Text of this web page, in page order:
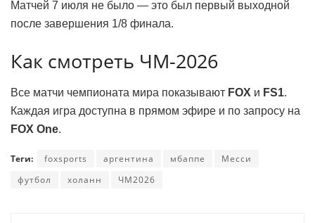
Матчей 7 июля не было — это был первый выходной
после завершения 1/8 финала.
Как смотреть ЧМ-2026
Все матчи чемпионата мира показывают FOX и FS1.
Каждая игра доступна в прямом эфире и по запросу на
FOX One.
Теги: foxsports аргентина мбаппе
Месси
футбол
холанн ЧМ2026